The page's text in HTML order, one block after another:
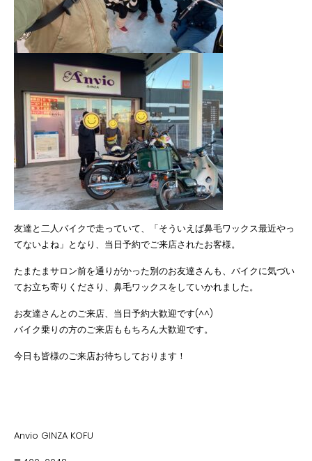
友達と二人バイクで走っていて、「そういえば鼻毛ワックス最近やっ
てないよね」となり、当日予約でご来店されたお客様。
たまたまサロン前を通りがかった別のお友達さんも、バイクに気づい
てお立ち寄りくださり、鼻毛ワックスをしていかれました。
お友達さんとのご来店、当日予約大歓迎です(^^)
バイク乗りの方のご来店ももちろん大歓迎です。
今日も皆様のご来店お待ちしております！
Anvio GINZA KOFU